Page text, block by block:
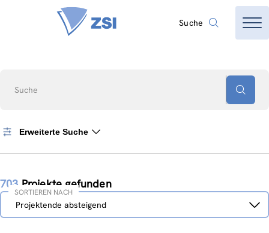
Suche
Suche
Erweiterte Suche
703 Projekte gefunden
Sortieren
nachProjektende absteigend
SORTIEREN NACH